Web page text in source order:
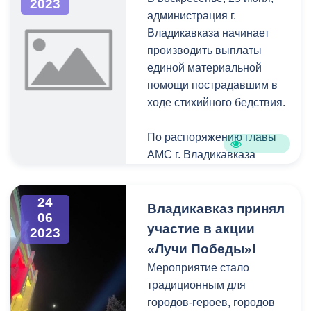
человеческий поклон!», -
сказал Вячеслав
Мильдзихов.
Глава администрации
отметил, что в зале
находятся педагоги, чей
60 лет: Светлана
Александровна Айларова
Валентина
Константиновна Заволока
учитель ОБЖ школы № 43,
зал приветствовал
учителей стоя.
2023
администрация г.
Владикавказа начинает
производить выплаты
единой материальной
помощи пострадавшим в
ходе стихийного бедствия.
По распоряжению главы
АМС г. Владикавказа
уже оказана четырем
наиболее пострадавшим
семьям, лишившимся
имущества в результате
схода селя в поселке
Южном.
24
06
2023
Владикавказ принял
участие в акции
«Лучи Победы»!
Мероприятие стало
традиционным для
городов-героев, городов